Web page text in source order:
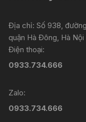
Địa chỉ: Số 938,
quận Hà Đông, Hà Nội
Điện thoại:
0933.734.666
Zalo:
0933.734.666